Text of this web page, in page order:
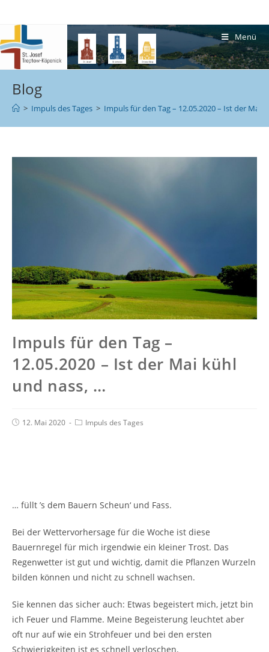
Menü
Blog
> Impuls des Tages > Impuls für den Tag – 12.05.2020 – Ist der Mai
Impuls für den Tag –
12.05.2020 – Ist der Mai kühl
und nass, …
12. Mai 2020 Impuls des Tages
… füllt ’s dem Bauern Scheun‘ und Fass.
Bei der Wettervorhersage für die Woche ist diese
Bauernregel für mich irgendwie ein kleiner Trost. Das
Regenwetter ist gut und wichtig, damit die Pflanzen Wurzeln
bilden können und nicht zu schnell wachsen.
Sie kennen das sicher auch: Etwas begeistert mich, jetzt bin
ich Feuer und Flamme. Meine Begeisterung leuchtet aber
oft nur auf wie ein Strohfeuer und bei den ersten
Schwierigkeiten ist es schnell verloschen.